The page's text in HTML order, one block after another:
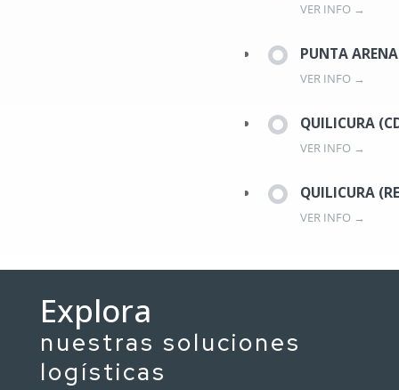
VER INFO →
PUNTA
VER INFO →
QUILICURA
VER INFO →
QUILICURA
VER INFO →
Explora
nuestras soluciones
logísticas